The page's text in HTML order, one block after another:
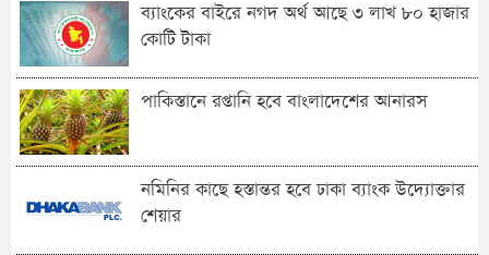
ব্যাংকের বাইরে নগদ অর্থ আছে ৩ লাখ ৮০ হাজার
কোটি টাকা
পাকিস্তানে রপ্তানি হবে বাংলাদেশের আনারস
নমিনির কাছে হস্তান্তর হবে ঢাকা ব্যাংক উদ্যোক্তার
শেয়ার